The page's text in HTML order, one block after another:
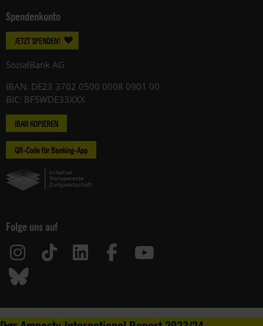
Spendenkonto
JETZT SPENDEN!
SozialBank AG
IBAN: DE23 3702 0500 0008 0901 00
BIC: BFSWDE33XXX
IBAN KOPIEREN
QR-Code für Banking-App
Folge uns auf